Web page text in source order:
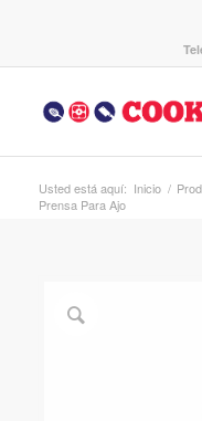
Usted está aquí: Inicio /
Prensa Para Ajo